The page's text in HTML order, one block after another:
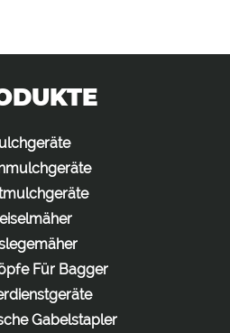
Für Bagger
Gabelstapler